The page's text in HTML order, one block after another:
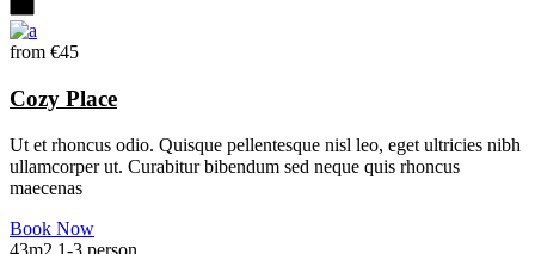
from €45
Cozy Place
Ut et rhoncus odio. Quisque pellentesque nisl leo, eget ultricies nibh
ullamcorper ut. Curabitur bibendum sed neque quis rhoncus
maecenas
Book Now
43m2 1-3 person